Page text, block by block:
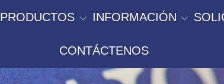
PRODUCTOS INFORMACIÓN
CONTÁCTENOS